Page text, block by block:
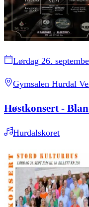
Lørdag 26.
Gymsalen Hurdal
Høstkonsert -
Hurdalskoret